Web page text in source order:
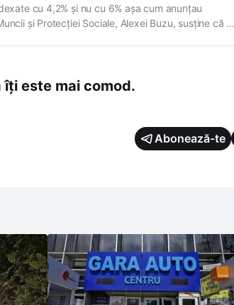
cu 4,2% și nu cu 6% așa cum anunțau
și Protecției Sociale, Alexei Buzu, susține că în
îți este mai comod.
Abonează-te